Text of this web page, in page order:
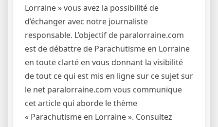
Lorraine » vous avez la possibilité de
d’échanger avec notre journaliste
responsable. L’objectif de paralorraine.com
est de débattre de Parachutisme en Lorraine
en toute clarté en vous donnant la visibilité
de tout ce qui est mis en ligne sur ce sujet sur
le net paralorraine.com vous communique
cet article qui aborde le thème
« Parachutisme en Lorraine ». Consultez